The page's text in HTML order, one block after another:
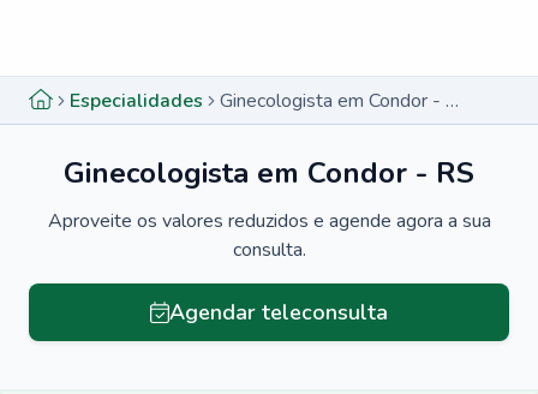
Especialidades Ginecologista em Condor - RS
Ginecologista em Condor - RS
Aproveite os valores reduzidos e agende agora a sua
consulta.
Agendar teleconsulta